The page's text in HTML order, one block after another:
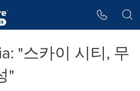
"스카이 시티, 무
"